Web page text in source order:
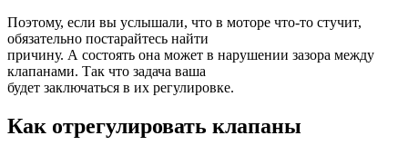
Поэтому, если вы услышали, что в моторе что-то стучит,
обязательно постарайтесь найти
причину. А состоять она может в нарушении зазора между
клапанами. Так что задача ваша
будет заключаться в их регулировке.
Как отрегулировать клапаны